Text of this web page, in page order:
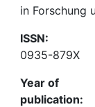
in Forschung
ISSN:
0935-879X
Year of
publication: